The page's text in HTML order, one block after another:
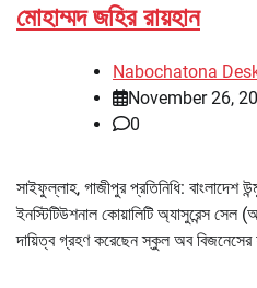
মোহাম্মদ জহির রায়হান
Nabochatona
November 26,
0
সাইফুল্লাহ, গাজীপুর প্রতিনিধি: বাংলাদেশ
ইনস্টিটিউশনাল কোয়ালিটি অ্যাসুরেন্স
দায়িত্ব গ্রহণ করেছেন স্কুল অব